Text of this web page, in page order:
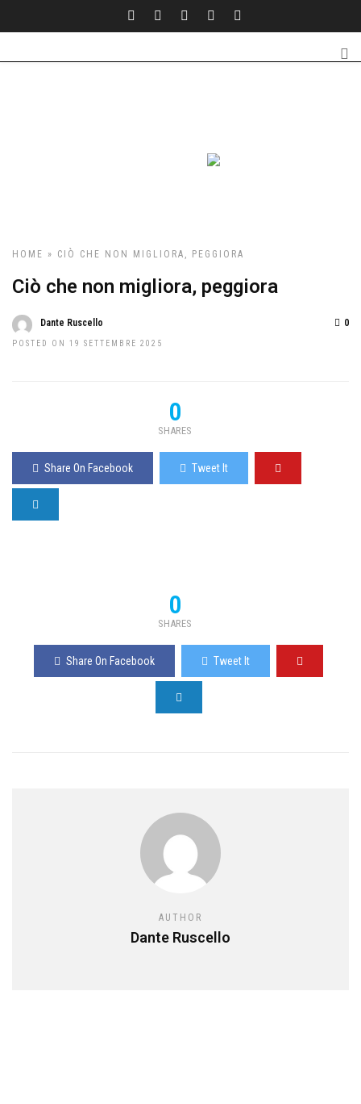
HOME » CIÒ CHE NON MIGLIORA, PEGGIORA
Ciò che non migliora, peggiora
Dante Ruscello
POSTED ON 19 SETTEMBRE 2025
0
0
SHARES
Share On Facebook Tweet It
0
SHARES
Share On Facebook Tweet It
AUTHOR
Dante Ruscello